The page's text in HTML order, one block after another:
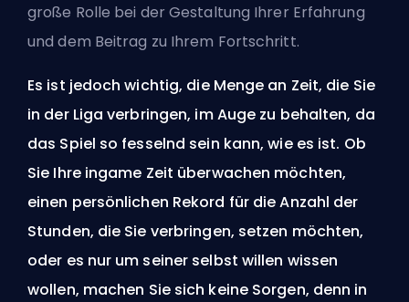
große Rolle bei der Gestaltung Ihrer Erfahrung
und dem Beitrag zu Ihrem Fortschritt.
Es ist jedoch wichtig, die Menge an Zeit, die Sie
in der Liga verbringen, im Auge zu behalten, da
das Spiel so fesselnd sein kann, wie es ist. Ob
Sie Ihre ingame Zeit überwachen möchten,
einen persönlichen Rekord für die Anzahl der
Stunden, die Sie verbringen, setzen möchten,
oder es nur um seiner selbst willen wissen
wollen, machen Sie sich keine Sorgen, denn in